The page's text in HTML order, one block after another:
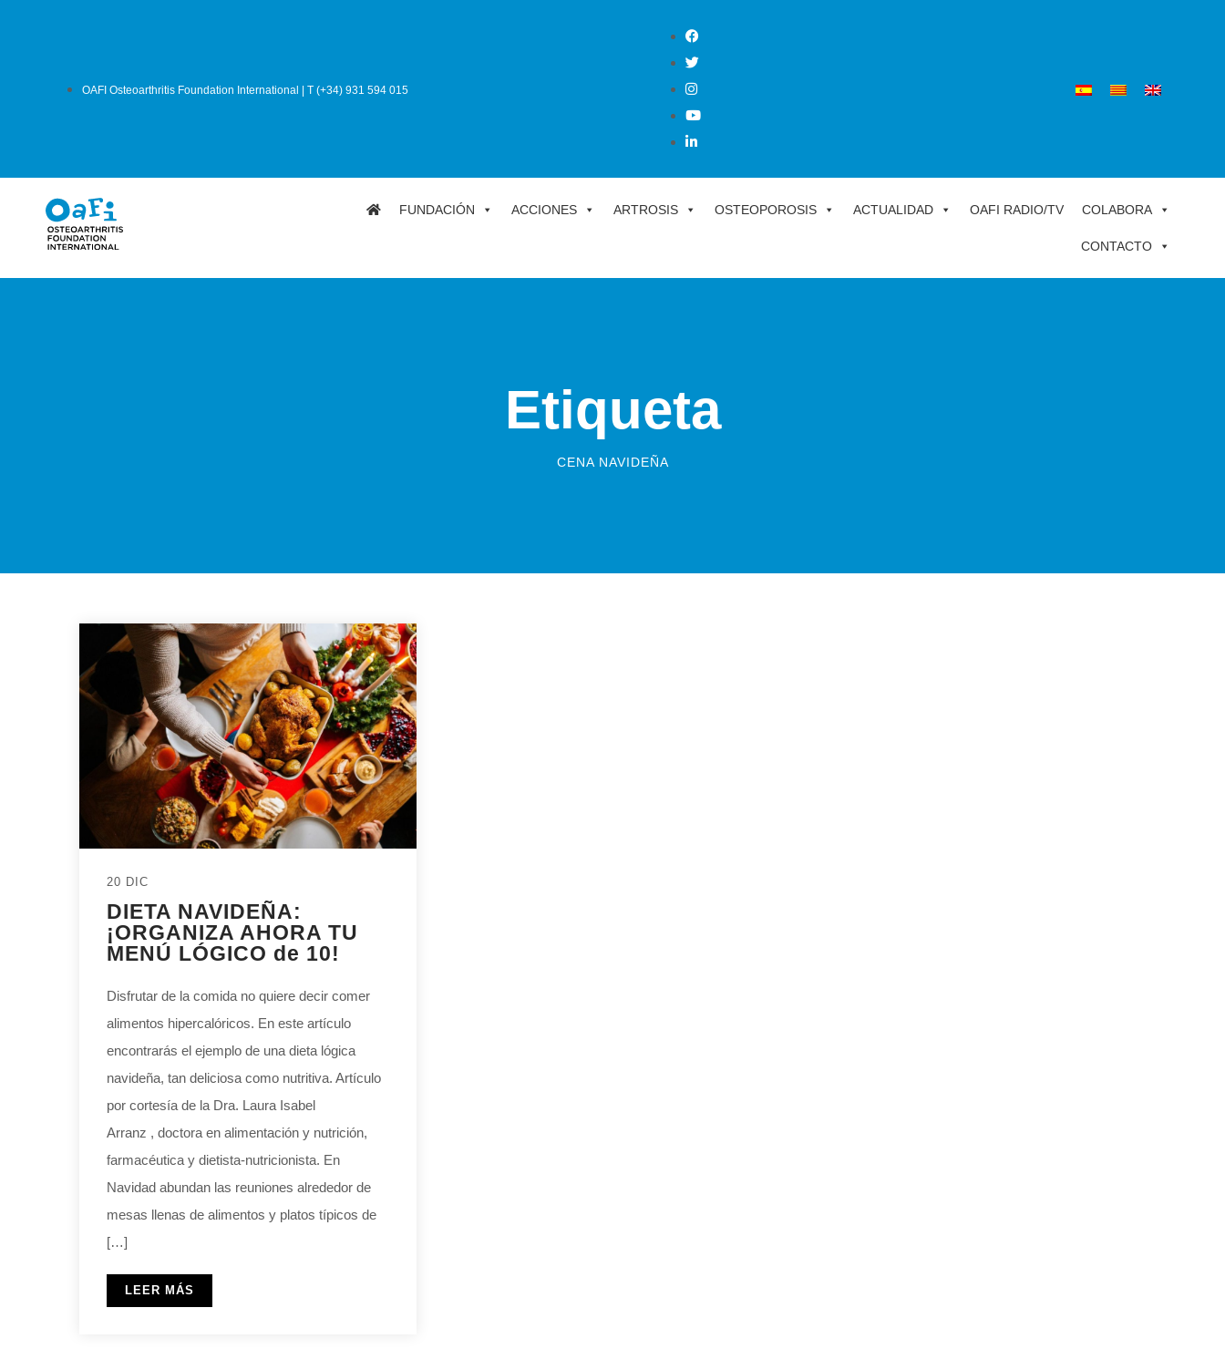
OAFI Osteoarthritis Foundation International | T (+34) 931 594 015
FUNDACIÓN ACCIONES ARTROSIS OSTEOPOROSIS ACTUALIDAD OAFI RADIO/TV COLABORA
CONTACTO
Etiqueta
CENA NAVIDEÑA
20 DIC
DIETA NAVIDEÑA:
¡ORGANIZA AHORA TU
MENÚ LÓGICO de 10!
Disfrutar de la comida no quiere decir comer
alimentos hipercalóricos. En este artículo
encontrarás el ejemplo de una dieta lógica
navideña, tan deliciosa como nutritiva. Artículo
por cortesía de la Dra. Laura Isabel
Arranz , doctora en alimentación y nutrición,
farmacéutica y dietista-nutricionista. En
Navidad abundan las reuniones alrededor de
mesas llenas de alimentos y platos típicos de
[…]
LEER MÁS